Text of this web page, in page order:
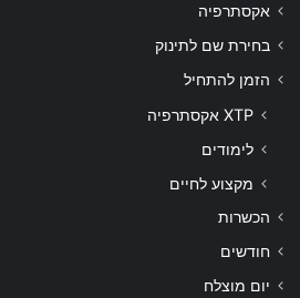
אקסתרפיה
בחירת שם לתינוק
הזמן להתחיל
XTP אקסתרפיה
לימודים
מקצוע לחיים
הכשרות
חודשים
יום מוצלח